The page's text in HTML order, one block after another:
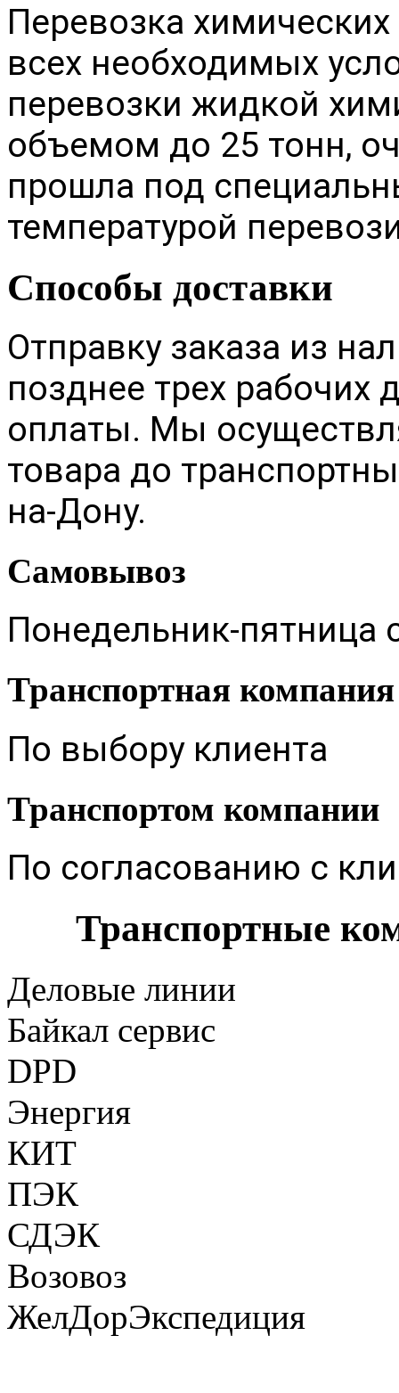
Перевозка
всех необходимых
перевозки жидкой
объемом до 25 тонн,
прошла под
температурой
Способы доставки
Отправку заказа из
позднее трех рабочих
оплаты. Мы
товара до
на-Дону.
Самовывоз
Понедельник-пятница
Транспортная компания
По выбору клиента
Транспортом компании
По согласованию с
Транспортные
Деловые линии
Байкал сервис
DPD
Энергия
КИТ
ПЭК
СДЭК
Возовоз
ЖелДорЭкспедиция